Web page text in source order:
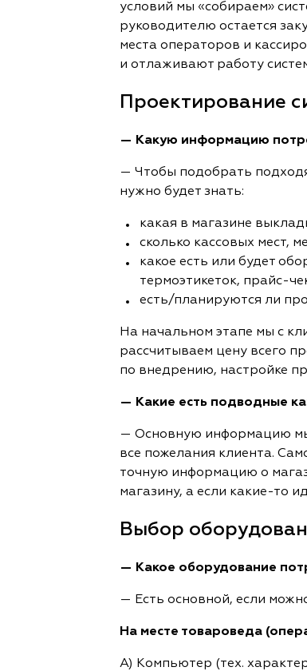
условий мы «собираем»
руководителю остается
места операторов и
и отлаживают работу
Проектирование
— Какую информацию
— Чтобы подобрать
нужно будет знать:
какая в магазине
сколько кассовых мест,
какое есть или будет
термоэтикеток, прайс-
есть/планируются ли
На начальном этапе мы с
рассчитываем цену всего
по внедрению, настройке
— Какие есть подводные
— Основную информацию мы
все пожелания клиента.
точную информацию о
магазину, а если какие-то
Выбор
— Какое оборудование
— Есть основной, если
На месте товароведа
А) Компьютер (тех.